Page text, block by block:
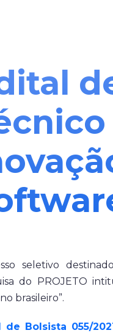
seletivo
do PROJETO
brasileiro”.
de Bolsista 055/